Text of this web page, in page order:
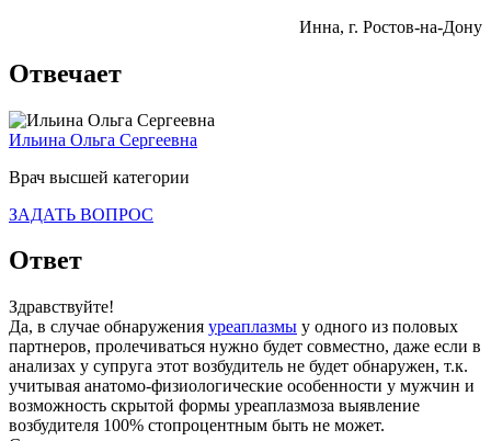
Инна, г. Ростов-на-Дону
Отвечает
Ильина Ольга Сергеевна
Врач высшей категории
ЗАДАТЬ ВОПРОС
Ответ
Здравствуйте!
Да, в случае обнаружения уреаплазмы у одного из половых
партнеров, пролечиваться нужно будет совместно, даже если в
анализах у супруга этот возбудитель не будет обнаружен, т.к.
учитывая анатомо-физиологические особенности у мужчин и
возможность скрытой формы уреаплазмоза выявление
возбудителя 100% стопроцентным быть не может.